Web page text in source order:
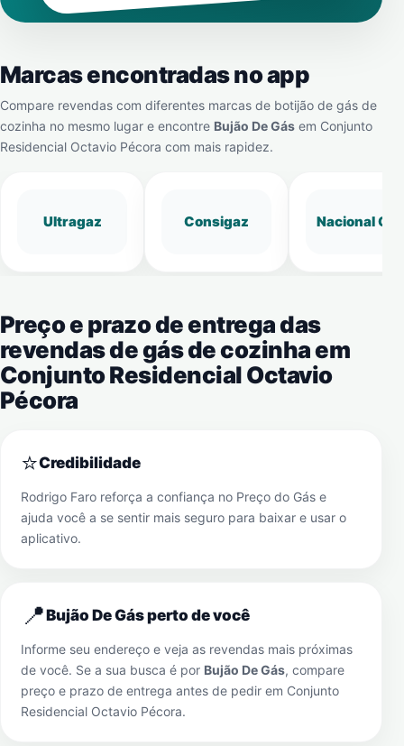
Marcas encontradas no app
Compare revendas com diferentes marcas de botijão de gás de
cozinha no mesmo lugar e encontre Bujão De Gás em Conjunto
Residencial Octavio Pécora com mais rapidez.
Ultragaz Consigaz Nacional Gás
Preço e prazo de entrega das
revendas de gás de cozinha em
Conjunto Residencial Octavio
Pécora
⭐Credibilidade
Rodrigo Faro reforça a confiança no Preço do Gás e
ajuda você a se sentir mais seguro para baixar e usar o
aplicativo.
📍Bujão De Gás perto de você
Informe seu endereço e veja as revendas mais próximas
de você. Se a sua busca é por Bujão De Gás, compare
preço e prazo de entrega antes de pedir em Conjunto
Residencial Octavio Pécora.